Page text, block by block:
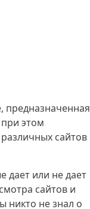
предназначенная
этом
сайтов
дает или не дает
сайтов и
никто не знал о